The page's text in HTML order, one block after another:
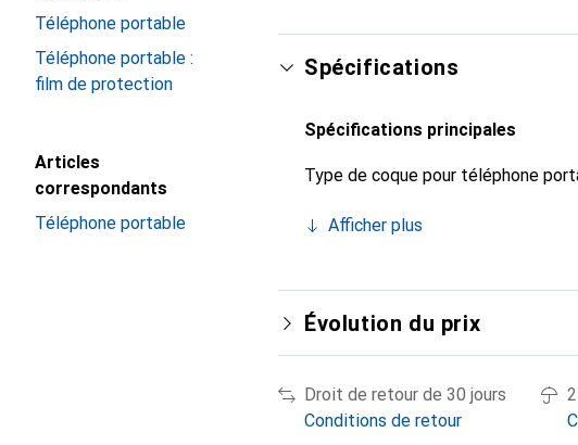
Téléphone portable
Téléphone portable :
film de protection
Articles
correspondants
Téléphone portable
Spécifications
Spécifications principales
Type de coque pour téléphone
Afficher plus
Évolution du prix
Droit de retour de 30 jours
Conditions de retour